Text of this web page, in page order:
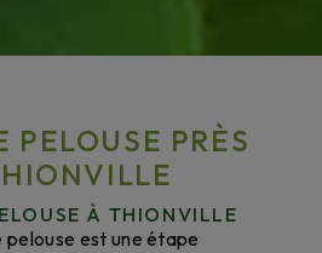
PELOUSE PRÈS
À THIONVILLE
est une étape